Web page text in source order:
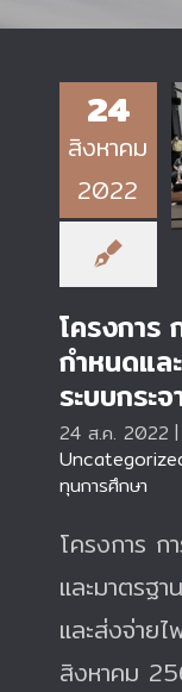
24
สิงหาคม
2022
โครงการ
กำหนดแล
ระบบกระ
24 ส.ค. 2022 |
ทุนการศึกษา
โครงการ ก
และมาตรฐ
และส่งจ่าย
สิงหาคม